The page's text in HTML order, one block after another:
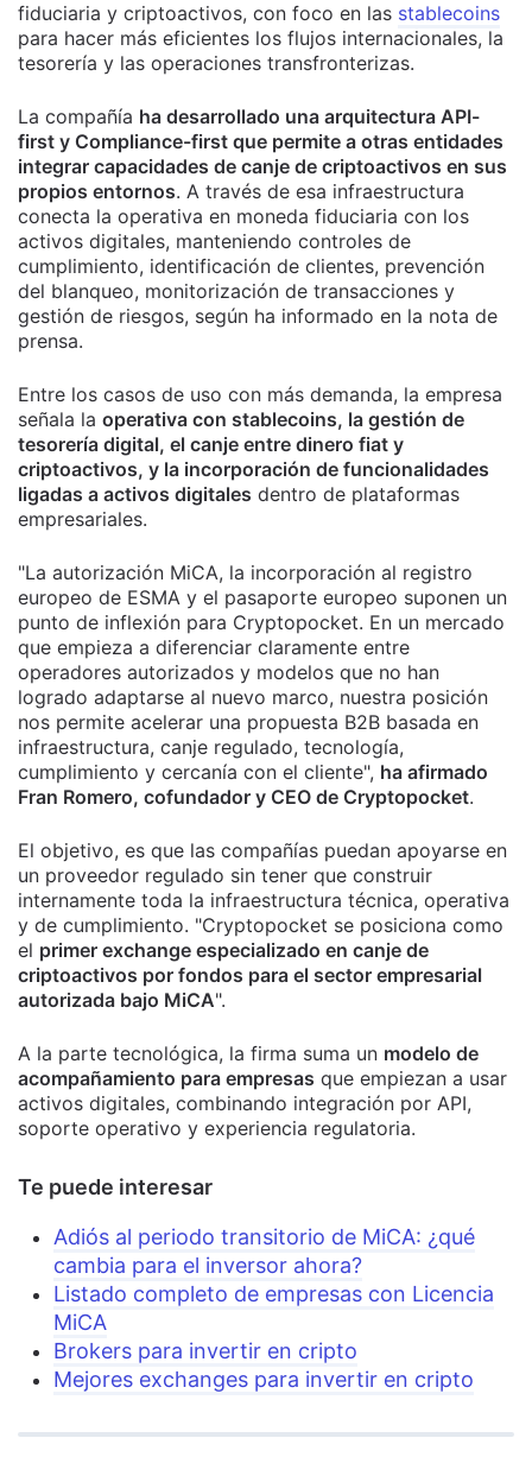
fiduciaria y criptoactivos, con foco en las stablecoins
para hacer más eficientes los flujos internacionales, la
tesorería y las operaciones transfronterizas.
La compañía ha desarrollado una arquitectura API-
first y Compliance-first que permite a otras entidades
integrar capacidades de canje de criptoactivos en sus
propios entornos. A través de esa infraestructura
conecta la operativa en moneda fiduciaria con los
activos digitales, manteniendo controles de
cumplimiento, identificación de clientes, prevención
del blanqueo, monitorización de transacciones y
gestión de riesgos, según ha informado en la nota de
prensa.
Entre los casos de uso con más demanda, la empresa
señala la operativa con stablecoins, la gestión de
tesorería digital, el canje entre dinero fiat y
criptoactivos, y la incorporación de funcionalidades
ligadas a activos digitales dentro de plataformas
empresariales.
"La autorización MiCA, la incorporación al registro
europeo de ESMA y el pasaporte europeo suponen un
punto de inflexión para Cryptopocket. En un mercado
que empieza a diferenciar claramente entre
operadores autorizados y modelos que no han
logrado adaptarse al nuevo marco, nuestra posición
nos permite acelerar una propuesta B2B basada en
infraestructura, canje regulado, tecnología,
cumplimiento y cercanía con el cliente", ha afirmado
Fran Romero, cofundador y CEO de Cryptopocket.
El objetivo, es que las compañías puedan apoyarse en
un proveedor regulado sin tener que construir
internamente toda la infraestructura técnica, operativa
y de cumplimiento. "Cryptopocket se posiciona como
el primer exchange especializado en canje de
criptoactivos por fondos para el sector empresarial
autorizada bajo MiCA".
A la parte tecnológica, la firma suma un modelo de
acompañamiento para empresas que empiezan a usar
activos digitales, combinando integración por API,
soporte operativo y experiencia regulatoria.
Te puede interesar
Adiós al periodo transitorio de MiCA: ¿qué
cambia para el inversor ahora?
Listado completo de empresas con Licencia
MiCA
Brokers para invertir en cripto
Mejores exchanges para invertir en cripto